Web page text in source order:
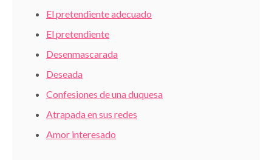
El pretendiente adecuado
El pretendiente
Desenmascarada
Deseada
Confesiones de una duquesa
Atrapada en sus redes
Amor interesado